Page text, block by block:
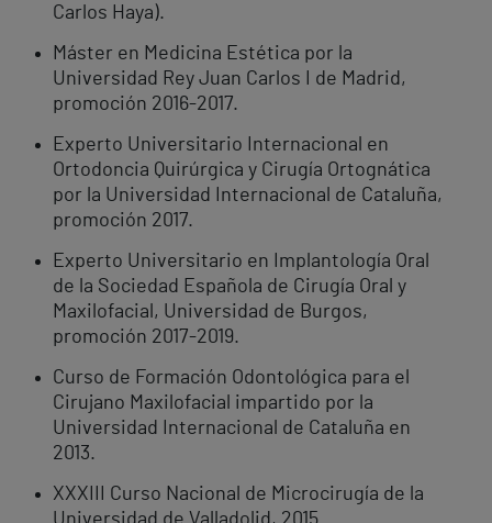
Carlos Haya).
Máster en Medicina Estética por la
Universidad Rey Juan Carlos I de Madrid,
promoción 2016-2017.
Experto Universitario Internacional en
Ortodoncia Quirúrgica y Cirugía Ortognática
por la Universidad Internacional de Cataluña,
promoción 2017.
Experto Universitario en Implantología Oral
de la Sociedad Española de Cirugía Oral y
Maxilofacial, Universidad de Burgos,
promoción 2017-2019.
Curso de Formación Odontológica para el
Cirujano Maxilofacial impartido por la
Universidad Internacional de Cataluña en
2013.
XXXIII Curso Nacional de Microcirugía de la